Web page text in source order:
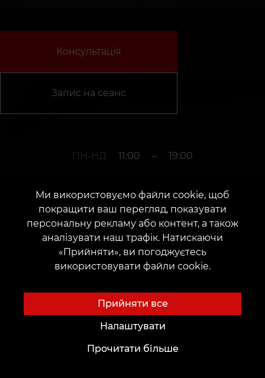
м. Одеса
вулиця Гаванна, 10
Дата відкриття: 20 червня 2024 р.
Консультація
Запис на сеанс
ПН-НД 11:00 – 19:00
+380952011108
Ми використовуємо файли cookie, щоб
покращити ваш перегляд, показувати
персональну рекламу або контент, а також
аналізувати наш трафік. Натискаючи
«Прийняти», ви погоджуєтесь
використовувати файли cookie.
Прийняти все
Налаштувати
Прочитати більше